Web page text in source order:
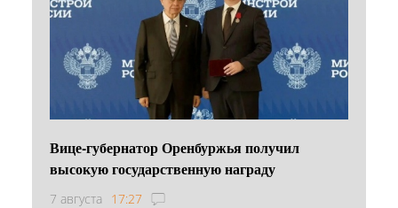
Вице-губернатор Оренбуржья получил
высокую государственную награду
7 августа 17:27